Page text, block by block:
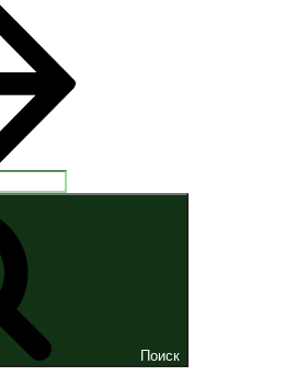
Поиск